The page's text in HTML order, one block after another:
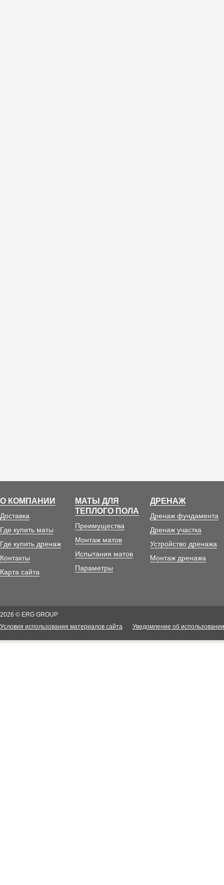
О КОМПАНИИ
Доставка
Где купить маты
Где купить дренаж
Контакты
Карта сайта
МАТЫ ДЛЯ
ТЕПЛОГО ПОЛА
Преимущества
Монтаж матов
Испытания матов
Параметры
ДРЕНАЖ
Дренаж фундамента
Дренаж участка
Устройство дренажа
Монтаж дренажа
2026 © ERG GROUP
Условия использования материалов сайта
Уведомление об